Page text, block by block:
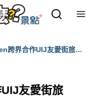
跨界合作UIJ友愛街旅
友愛街旅